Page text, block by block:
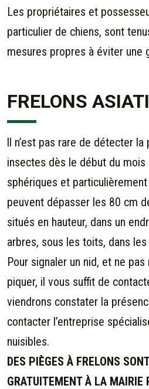
Les propriétaires et
particulier de chiens, sont
mesures propres à éviter une
FRELONS
ll n’est pas rare de détecter
insectes dès le début du mois
sphériques et
peuvent dépasser les 80 cm
situés en hauteur, dans un
arbres, sous les toits, dans
Pour signaler un nid, et ne
piquer, il vous suffit de
viendrons constater la
contacter l’entreprise
nuisibles.
DES PIÈGES À FRELONS
GRATUITEMENT À LA MAIRIE